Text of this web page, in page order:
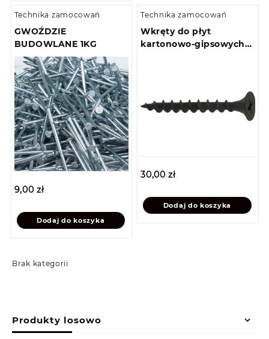
Brak kategorii
Technika zamocowań
GWOŹDZIE
BUDOWLANE 1KG
9,00 zł
Dodaj do koszyka
Technika zamocowań
Wkręty do płyt
kartonowo-gipsowych
30,00zł
Dodaj do koszyka
Produkty losowo